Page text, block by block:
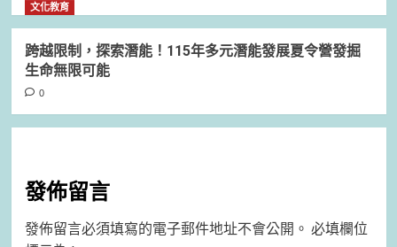
文化教育
跨越限制，探索潛能！115年多元潛能發展夏令營發掘
生命無限可能
0
發佈留言
發佈留言必須填寫的電子郵件地址不會公開。 必填欄位